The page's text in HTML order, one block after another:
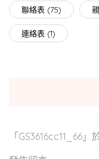
聯絡表 (75)
連絡表 (1)
「 GS3616cc11_66 」